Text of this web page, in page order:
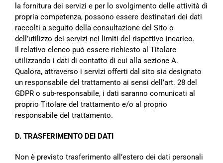
la fornitura dei servizi e per lo svolgimento delle attività di
propria competenza, possono essere destinatari dei dati
raccolti a seguito della consultazione del Sito o
dell’utilizzo dei servizi nei limiti del rispettivo incarico.
Il relativo elenco può essere richiesto al Titolare
utilizzando i dati di contatto di cui alla sezione A.
Qualora, attraverso i servizi offerti dal sito sia designato
un responsabile del trattamento ai sensi dell’art. 28 del
GDPR o sub-responsabile, i dati saranno comunicati al
proprio Titolare del trattamento e/o al proprio
responsabile del trattamento.
D. TRASFERIMENTO DEI DATI
Non è previsto trasferimento all’estero dei dati personali